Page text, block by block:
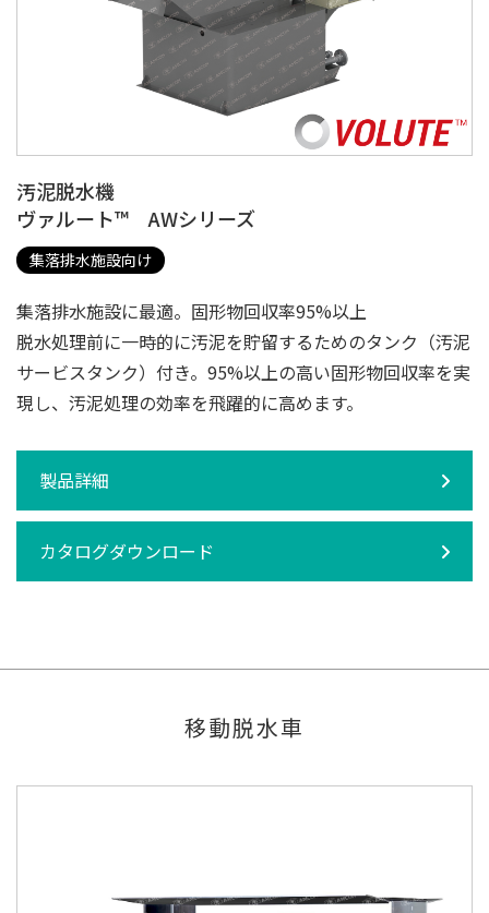
汚泥脱水機
ヴァルート™ AWシリーズ
集落排水施設向け
集落排水施設に最適。固形物回収率95%以上
脱水処理前に一時的に汚泥を貯留するためのタンク（汚泥
サービスタンク）付き。95%以上の高い固形物回収率を実
現し、汚泥処理の効率を飛躍的に高めます。
製品詳細
カタログダウンロード
移動脱水車